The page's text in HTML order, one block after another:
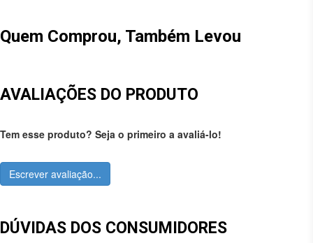
Quem Comprou, Também Levou
AVALIAÇÕES DO PRODUTO
Tem esse produto? Seja o primeiro a avaliá-lo!
Escrever avaliação...
DÚVIDAS DOS CONSUMIDORES